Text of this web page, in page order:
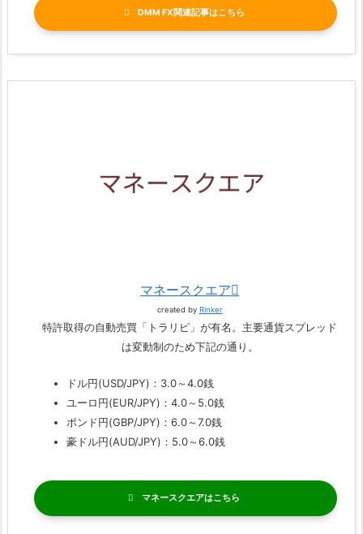
DMM FX関連記事
マネースクエア
created by Rinker
特許取得の自動売買「トラリピ」が有名。主要通貨スプレッド
は変動制のため下記の通り。
ドル円(USD/JPY)：3.0～4.0銭
ユーロ円(EUR/JPY)：4.0～5.0銭
ポンド円(GBP/JPY)：6.0～7.0銭
豪ドル円(AUD/JPY)：5.0～6.0銭
マネースクエア